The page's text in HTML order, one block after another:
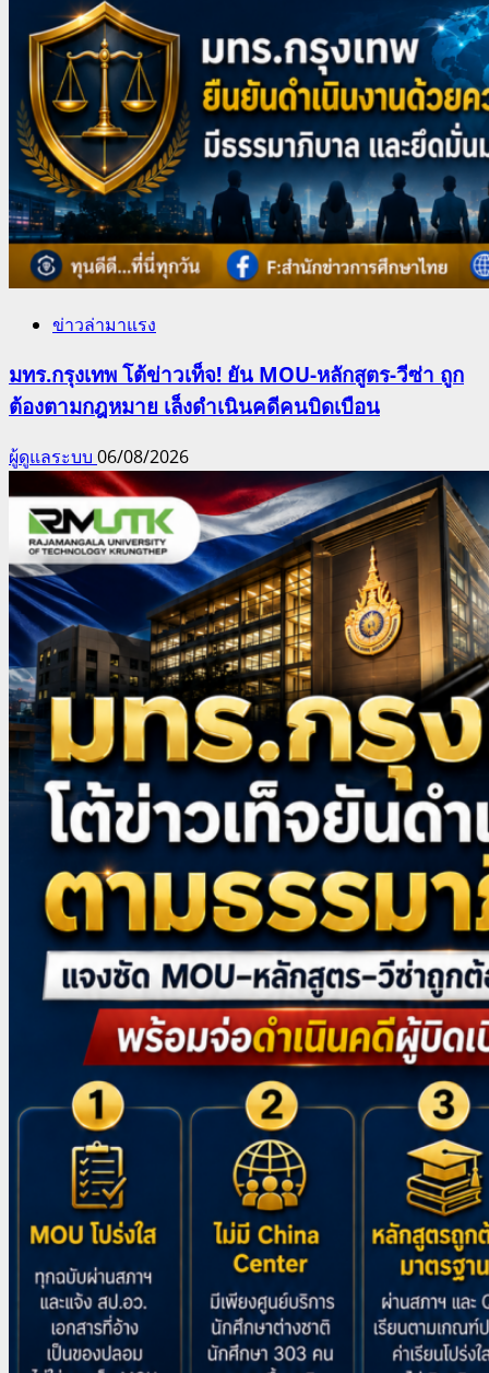
ข่าวล่ามาแรง
มทร.กรุงเทพ โต้ข่าวเท็จ! ยัน MOU-หลักสูตร-วีซ่า ถูก
ต้องตามกฎหมาย เล็งดำเนินคดีคนบิดเบือน
ผู้ดูแลระบบ 06/08/2026